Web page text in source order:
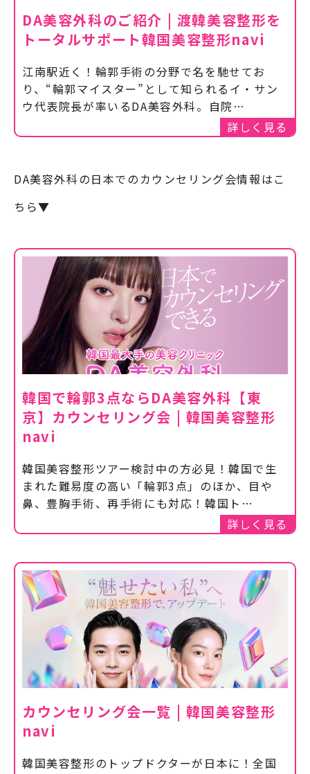
DA美容外科のご紹介 | 渡韓美容整形を
トータルサポート韓国美容整形navi
江南駅近く！輪郭手術の分野で名を馳せてお
り、“輪郭マイスター”として知られるイ・サン
ウ代表院長が率いるDA美容外科。自院…
詳しく見る
DA美容外科の日本でのカウンセリング会情報はこ
ちら▼
韓国で輪郭3点ならDA美容外科【東
京】カウンセリング会 | 韓国美容整形
navi
韓国美容整形ツアー検討中の方必見！韓国で生
まれた難易度の高い「輪郭3点」のほか、目や
鼻、豊胸手術、再手術にも対応！韓国ト…
詳しく見る
カウンセリング会一覧 | 韓国美容整形
navi
韓国美容整形のトップドクターが日本に！全国